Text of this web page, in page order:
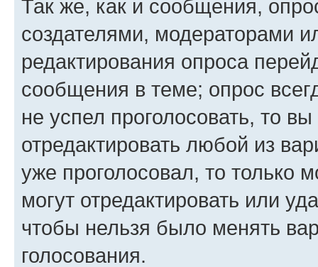
Так же, как и сообщения,
создателями, модераторами
редактирования опроса
сообщения в теме; опрос
не успел проголосовать, то
отредактировать любой из
уже проголосовал, то только
могут отредактировать или
чтобы нельзя было менять
голосования.